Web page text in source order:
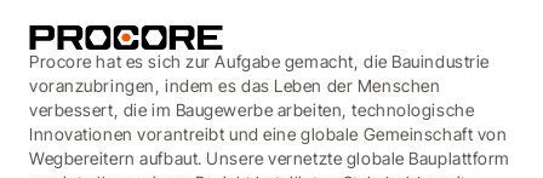
Procore hat es sich zur Aufgabe gemacht, die Bauindustrie
voranzubringen, indem es das Leben der Menschen
verbessert, die im Baugewerbe arbeiten, technologische
Innovationen vorantreibt und eine globale Gemeinschaft von
Wegbereitern aufbaut. Unsere vernetzte globale Bauplattform